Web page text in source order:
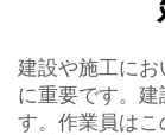
建設や施工に
に重要です。
す。作業員は